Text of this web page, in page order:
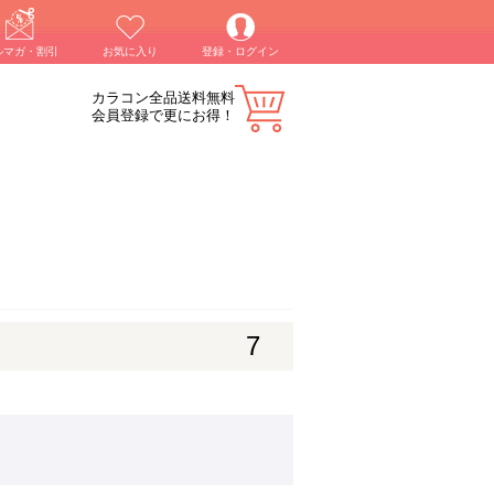
マガ・割引 お気に入り 登録・ログイン
カラコン全品送料無料
会員登録で更にお得！
7